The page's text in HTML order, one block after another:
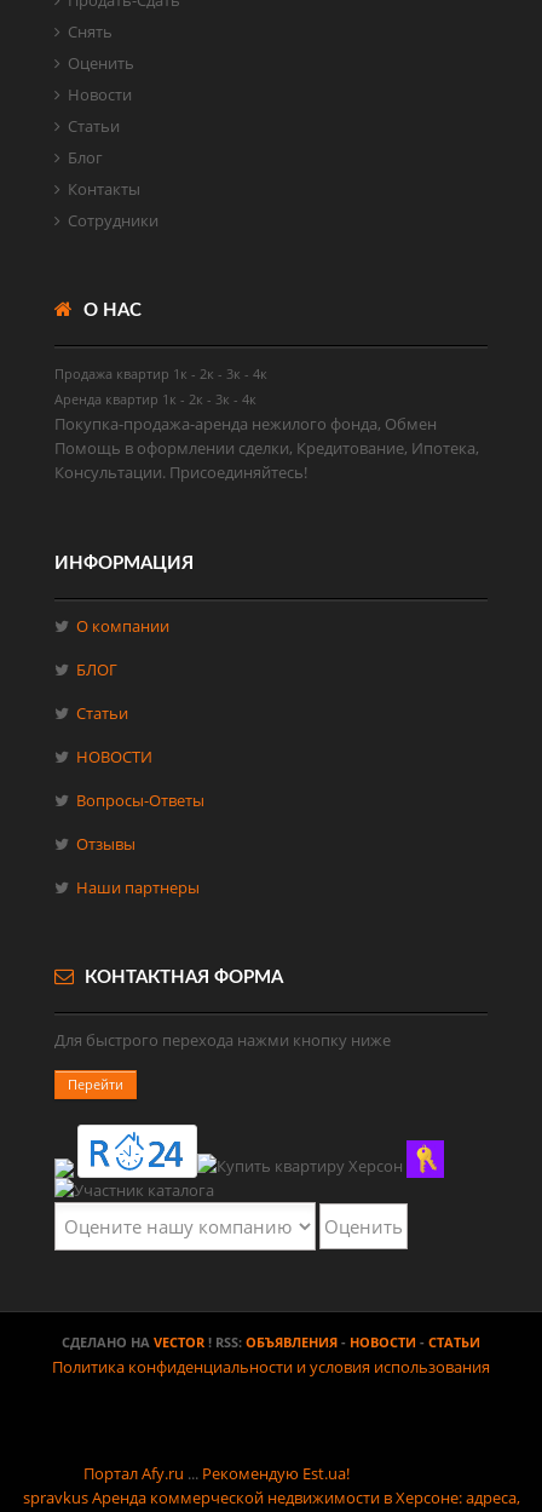
Снять
Оценить
Новости
Статьи
Блог
Контакты
Сотрудники
О НАС
Продажа квартир 1к - 2к - 3к - 4к
Аренда квартир 1к - 2к - 3к - 4к
Покупка-продажа-аренда нежилого фонда, Обмен
Помощь в оформлении сделки, Кредитование, Ипотека,
Консультации. Присоединяйтесь!
ИНФОРМАЦИЯ
О компании
БЛОГ
Статьи
НОВОСТИ
Вопросы-Ответы
Отзывы
Наши партнеры
КОНТАКТНАЯ ФОРМА
Для быстрого перехода нажми кнопку ниже
Перейти
СДЕЛАНО НА VECTOR ! RSS: ОБЪЯВЛЕНИЯ - НОВОСТИ - СТАТЬИ
Политика конфиденциальности и условия использования
Портал Afy.ru ... Рекомендую Est.ua!
spravkusАренда коммерческой недвижимости в Херсоне: адреса,